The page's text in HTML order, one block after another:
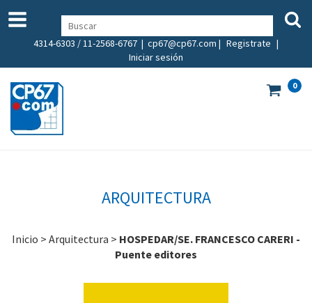
4314-6303 / 11-2568-6767 | cp67@cp67.com | Registrate |
Iniciar sesión
0
ARQUITECTURA
Inicio > Arquitectura > HOSPEDAR/SE. FRANCESCO CARERI -
Puente editores